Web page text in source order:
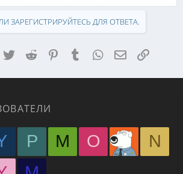
ЗАРЕГИСТРИРУЙТЕСЬ ДЛЯ ОТВЕТА.
TwitterReddit PinterestTumblr WhatsApp Ссылка
P M O
N